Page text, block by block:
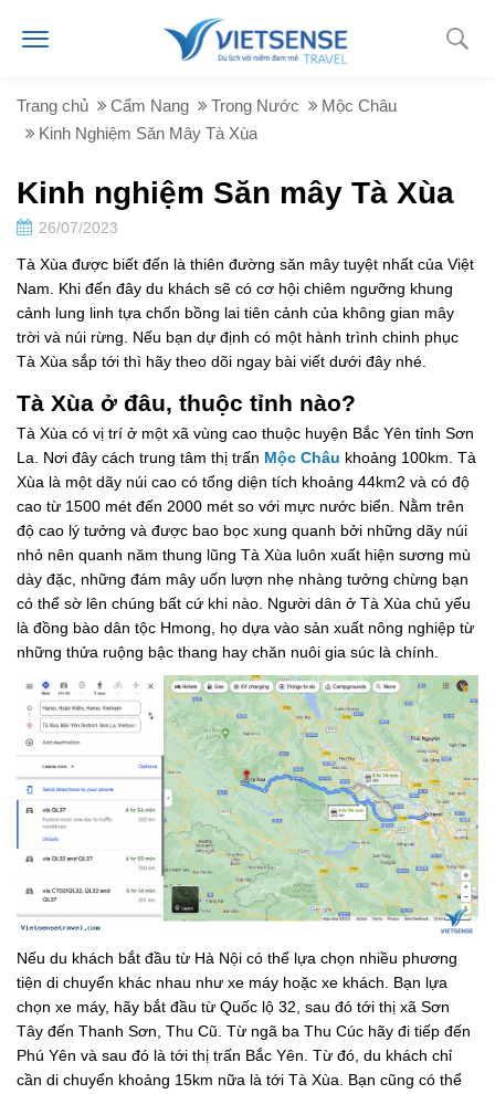
Trang chủ Cẩm Nang Trong Nước
Mộc Châu
Kinh Nghiệm Săn Mây Tà Xùa
Kinh nghiệm Săn mây Tà Xùa
26/07/2023
Tà Xùa được biết đến là thiên đường săn mây tuyệt nhất của Việt
Nam. Khi đến đây du khách sẽ có cơ hội chiêm ngưỡng khung
cảnh lung linh tựa chốn bồng lai tiên cảnh của không gian mây
trời và núi rừng. Nếu bạn dự định có một hành trình chinh phục
Tà Xùa sắp tới thì hãy theo dõi ngay bài viết dưới đây nhé.
Tà Xùa ở đâu, thuộc tỉnh nào?
Tà Xùa có vị trí ở một xã vùng cao thuộc huyện Bắc Yên tỉnh Sơn
La. Nơi đây cách trung tâm thị trấn Mộc Châu khoảng 100km. Tà
Xùa là một dãy núi cao có tổng diện tích khoảng 44km2 và có độ
cao từ 1500 mét đến 2000 mét so với mực nước biển. Nằm trên
độ cao lý tưởng và được bao bọc xung quanh bởi những dãy núi
nhỏ nên quanh năm thung lũng Tà Xùa luôn xuất hiện sương mù
dày đặc, những đám mây uốn lượn nhẹ nhàng tưởng chừng bạn
có thể sờ lên chúng bất cứ khi nào. Người dân ở Tà Xùa chủ yếu
là đồng bào dân tộc Hmong, họ dựa vào sản xuất nông nghiệp từ
những thửa ruộng bậc thang hay chăn nuôi gia súc là chính.
Nếu du khách bắt đầu từ Hà Nội có thể lựa chọn nhiều phương
tiện di chuyển khác nhau như xe máy hoặc xe khách. Bạn lựa
chọn xe máy, hãy bắt đầu từ Quốc lộ 32, sau đó tới thị xã Sơn
Tây đến Thanh Sơn, Thu Cũ. Từ ngã ba Thu Cúc hãy đi tiếp đến
Phú Yên và sau đó là tới thị trấn Bắc Yên. Từ đó, du khách chỉ
cần di chuyển khoảng 15km nữa là tới Tà Xùa. Bạn cũng có thể